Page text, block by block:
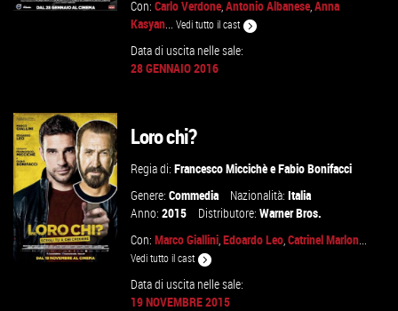
VAI ALLA SCHEDA
Con:Carlo Verdone,Antonio Albanese,Anna
Kasyan...Vedi tutto il cast
Data di uscita nelle sale:
28 GENNAIO 2016
Loro chi?
Regia di:Francesco MiccichèeFabio Bonifacci
Genere:Commedia Nazionalità:Italia
Anno:2015 Distributore:Warner Bros.
Con:Marco Giallini,Edoardo Leo,Catrinel Marlon...
Vedi tutto il cast
Data di uscita nelle sale:
19 NOVEMBRE 2015